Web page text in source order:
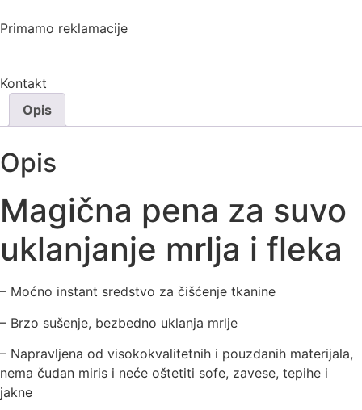
Primamo reklamacije
Kontakt
Opis
Opis
Magična pena za suvo
uklanjanje mrlja i fleka
– Moćno instant sredstvo za čišćenje tkanine
– Brzo sušenje, bezbedno uklanja mrlje
– Napravljena od visokokvalitetnih i pouzdanih materijala,
nema čudan miris i neće oštetiti sofe, zavese, tepihe i
jakne